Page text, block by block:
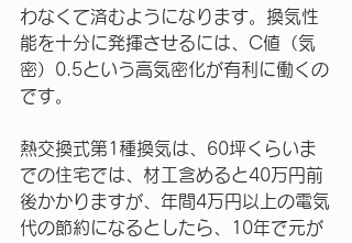
わなくて済むようになります。換気性
能を十分に発揮させるには、C値（気
密）0.5という高気密化が有利に働くの
です。
熱交換式第1種換気は、60坪くらいま
での住宅では、材工含めると40万円前
後かかりますが、年間4万円以上の電気
代の節約になるとしたら、10年で元が